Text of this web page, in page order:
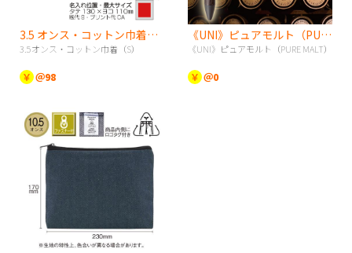
3.5 オンス・コットン巾着（S）
3.5オンス・コットン巾着（S）
￥ ＠98
《UNI》ピュアモルト（PURE MALT）
《UNI》ピュアモルト（PURE MALT）
￥ ＠0